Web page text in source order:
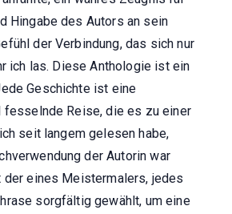
Hingabe des Autors an sein
der Verbindung, das sich nur
ich las. Diese Anthologie ist ein
Geschichte ist eine
fesselnde Reise, die es zu einer
seit langem gelesen habe,
der Autorin war
der eines Meistermalers, jedes
sorgfältig gewählt, um eine